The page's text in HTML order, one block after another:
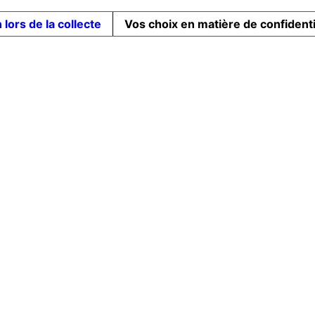
lors de la collecte Vos choix en matière de